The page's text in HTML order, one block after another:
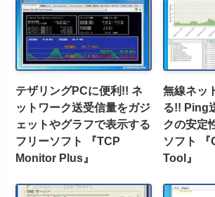
テザリングPCに便利!! ネ
ットワーク送受信量をガジ
ェットやグラフで表示する
フリーソフト 『TCP
Monitor Plus』
無線ネッ
る!! Ping
クの安定
ソフト
Tool』